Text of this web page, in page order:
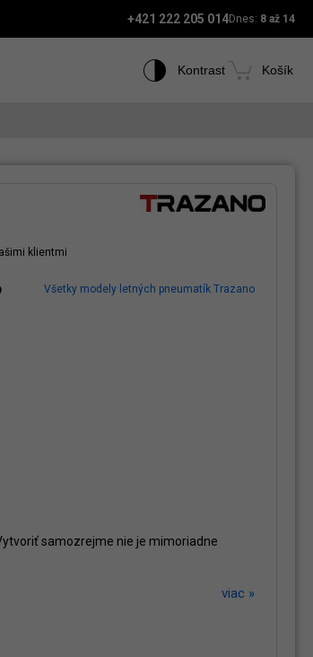
+421 222 205 014Dnes: 8 až 14
Kontrast Košík
klientmi
Všetky modely letných pneumatík Trazano
samozrejme nie je mimoriadne
viac »